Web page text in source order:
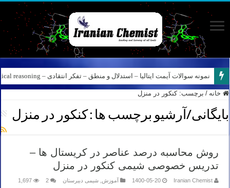
نمونه سوالات آیمت ایتالیا – استدلال و منطق – تفکر انتقادی – Logical reasoning – پارت ۸
خانه / برچسب:کنکور در منزل
بایگانی/آرشیو برچسب ها : کنکور در منزل
روش محاسبه درصد عناصر در کریستال ها –
تدریس خصوصی شیمی کنکور در منزل
Iranian Chemist
1400-05-20 آموزش شیمی دبیرستان 2
1,697